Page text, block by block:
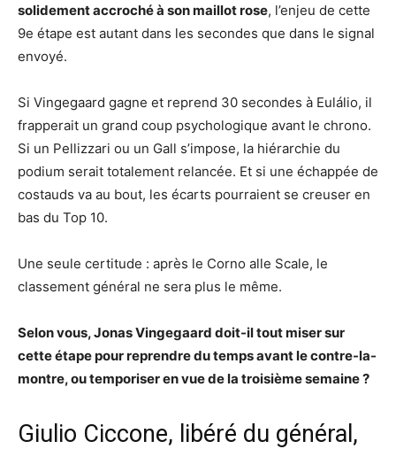
solidement accroché à son maillot rose, l’enjeu de cette
9e étape est autant dans les secondes que dans le signal
envoyé.
Si Vingegaard gagne et reprend 30 secondes à Eulálio, il
frapperait un grand coup psychologique avant le chrono.
Si un Pellizzari ou un Gall s’impose, la hiérarchie du
podium serait totalement relancée. Et si une échappée de
costauds va au bout, les écarts pourraient se creuser en
bas du Top 10.
Une seule certitude : après le Corno alle Scale, le
classement général ne sera plus le même.
Selon vous, Jonas Vingegaard doit-il tout miser sur
cette étape pour reprendre du temps avant le contre-la-
montre, ou temporiser en vue de la troisième semaine ?
Giulio Ciccone, libéré du général,